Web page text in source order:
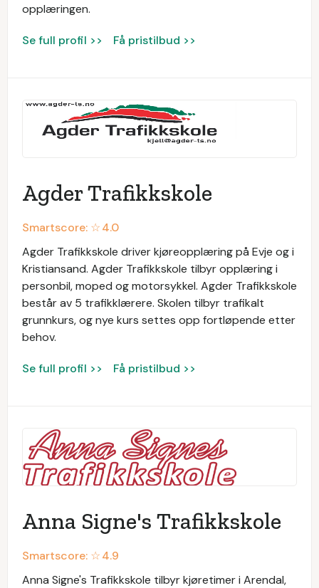
opplæringen.
Se full profil >> Få pristilbud >>
Agder Trafikkskole
Smartscore: ☆4.0
Agder Trafikkskole driver kjøreopplæring på Evje og i
Kristiansand. Agder Trafikkskole tilbyr opplæring i
personbil, moped og motorsykkel. Agder Trafikkskole
består av 5 trafikklærere. Skolen tilbyr trafikalt
grunnkurs, og nye kurs settes opp fortløpende etter
behov.
Se full profil >> Få pristilbud >>
Anna Signe's Trafikkskole
Smartscore: ☆4.9
Anna Signe's Trafikkskole tilbyr kjøretimer i Arendal,